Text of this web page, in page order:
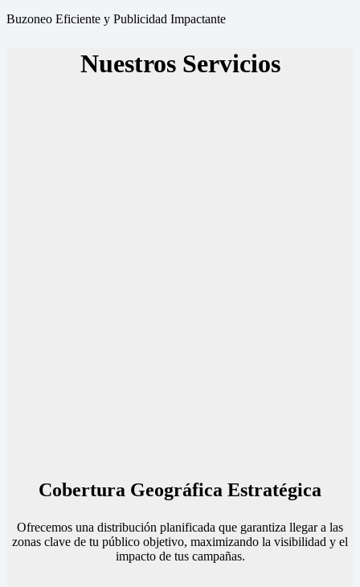
Buzoneo Eficiente y Publicidad Impactante
Nuestros Servicios
Cobertura Geográfica Estratégica
Ofrecemos una distribución planificada que garantiza llegar a las
zonas clave de tu público objetivo, maximizando la visibilidad y el
impacto de tus campañas.